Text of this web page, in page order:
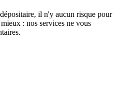
il n'y aucun risque pour
: nos services ne vous